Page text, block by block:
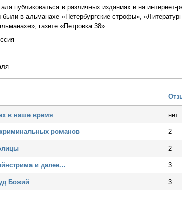
публиковаться в различных изданиях и на
были в альманахе «Петербургские строфы»,
газете «Петровка 38».
в наше время нет
романов 2
2
и далее... 3
Божий 3